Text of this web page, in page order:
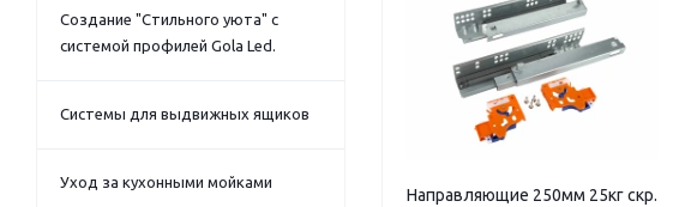
Направляющие 250мм 25кг скр.
Создание "Стильного уюта" с
системой профилей Gola Led.
Системы для выдвижных ящиков
Уход за кухонными мойками